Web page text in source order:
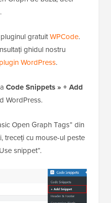
gratuitWPCode.
ghidul nostru
WordPress.
Code Snippets » + Add
WordPress.
Open Graph Tags” din
treceți cu mouse-ul peste
snippet”.